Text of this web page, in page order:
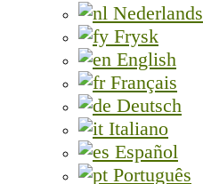
Nederlands
Frysk
English
Français
Deutsch
Italiano
Español
Português